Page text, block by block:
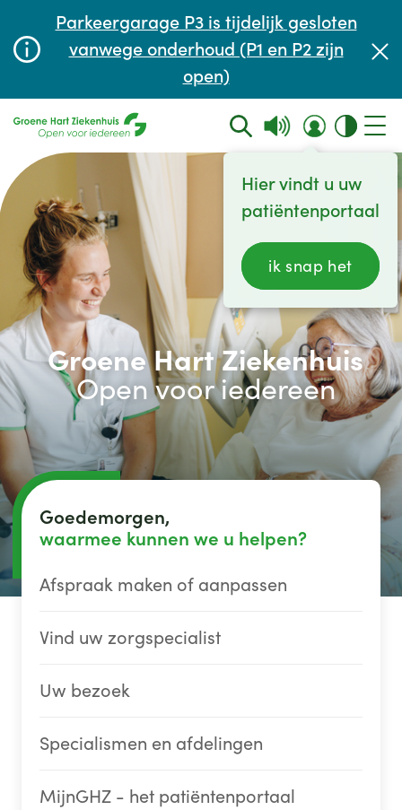
Parkeergarage P3 is tijdelijk gesloten
vanwege onderhoud (P1 en P2 zijn
open)
Hier vindt u uw
patiëntenportaal
ik snap het
Wachttijden
Groene Hart Ziekenhuis
Open voor iedereen
Goedemorgen,
waarmee kunnen we u helpen?
Afspraak maken of aanpassen
Vind uw zorgspecialist
Uw bezoek
Specialismen en afdelingen
MijnGHZ - het patiëntenportaal